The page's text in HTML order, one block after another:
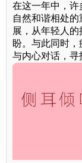
在这一年中，
自然和谐相处
展，从年轻人
盼。与此同时
与内心对话，寻